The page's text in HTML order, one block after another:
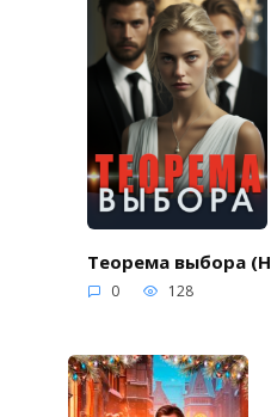
Теорема выбора
0 128